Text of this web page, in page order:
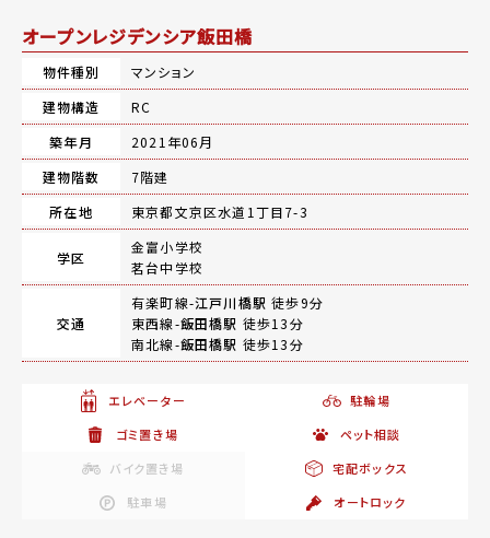
オープンレジデンシア飯田橋
物件種別
マンション
建物構造
RC
築年月
2021年06月
建物階数
7階建
所在地
東京都文京区水道1丁目7-3
学区
金富小学校
茗台中学校
交通
有楽町線-江戸川橋駅 徒歩9分
東西線-飯田橋駅 徒歩13分
南北線-飯田橋駅 徒歩13分
エレベーター
駐輪場
ゴミ置き場
ペット相談
バイク置き場
宅配ボックス
駐車場
オートロック